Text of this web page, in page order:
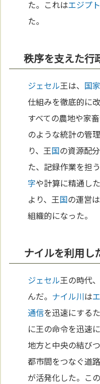
た。これはエジプト
た。
秩序を支えた行
ジェセル王は、 国家
仕組みを徹底的に
すべての農地や家
のような統計の管理
り、王国の資源配
た、記録作業を担
字や計算に精通し
より、王国の運営
組織的になった。
ナイルを利用し
ジェセル王の時代
んだ。 ナイル川は
通信を迅速にする
に王の命令を迅速
地方と中央の結び
都市間をつなぐ道
が活発化した。こ